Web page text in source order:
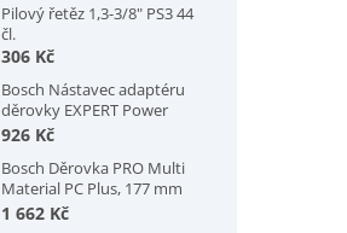
Pilový řetěz 1,3-3/8" PS3 44
čl.
306 Kč
Bosch Nástavec adaptéru
děrovky EXPERT Power
Change Plus, šestihranná
(2608902032)
926 Kč
Bosch Děrovka PRO Multi
Material PC Plus, 177 mm
(2608594421)
1 662 Kč